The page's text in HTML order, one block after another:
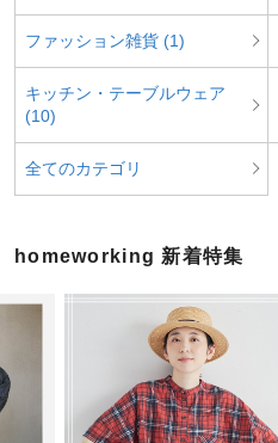
ファッション雑貨 (1)
キッチン・テーブルウェア
(10)
全てのカテゴリ
homeworking 新着特集